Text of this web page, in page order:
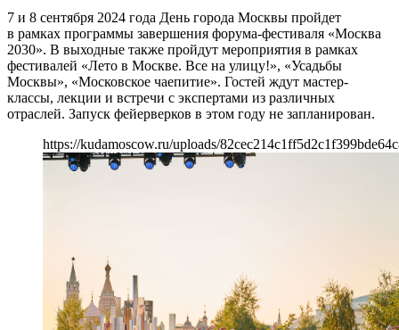
7 и 8 сентября 2024 года День города Москвы пройдет
в рамках программы завершения форума-фестиваля «Москва
2030». В выходные также пройдут мероприятия в рамках
фестивалей «Лето в Москве. Все на улицу!», «Усадьбы
Москвы», «Московское чаепитие». Гостей ждут мастер-
классы, лекции и встречи с экспертами из различных
отраслей. Запуск фейерверков в этом году не запланирован.
https://kudamoscow.ru/uploads/